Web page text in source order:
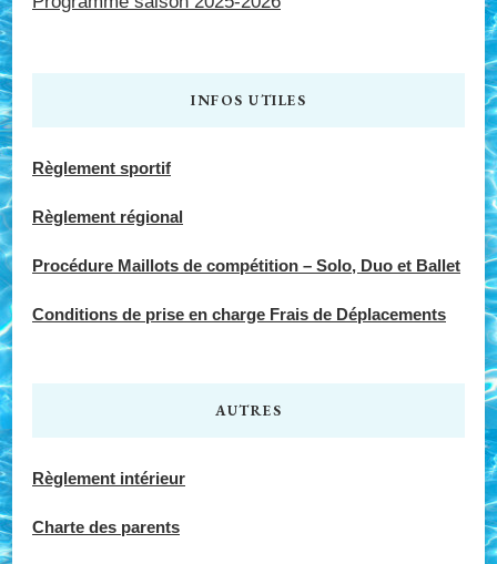
INFOS UTILES
Règlement sportif
Règlement régional
Procédure Maillots de compétition – Solo, Duo et Ballet
Conditions de prise en charge Frais de Déplacements
AUTRES
Règlement intérieur
Charte des parents